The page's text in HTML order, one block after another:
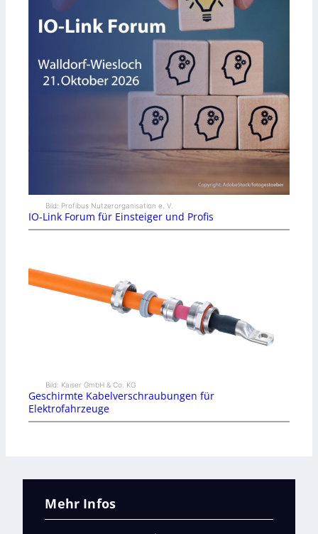
Bild: Profibus Nutzerorganisation e. V.
IO-Link Forum für Einsteiger und Profis
Bild: Kaiser GmbH & Co. KG
Geschirmte Kabelverschraubungen für
Elektrofahrzeuge
Mehr Infos